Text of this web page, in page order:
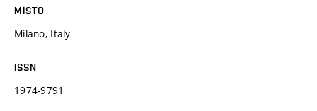
MÍSTO
Milano, Italy
ISSN
1974-9791